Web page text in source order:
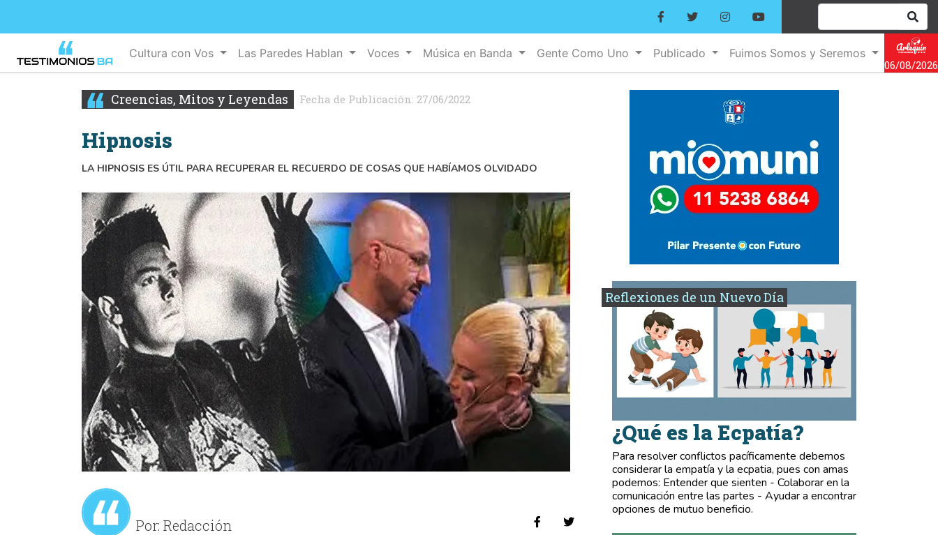
Cultura con Vos Las Paredes Hablan Voces Música en Banda Gente Como Uno Publicado
Fuimos Somos y Seremos
06/08/2026
Creencias, Mitos y Leyendas Fecha de Publicación: 27/06/2022
Hipnosis
LA HIPNOSIS ES ÚTIL PARA RECUPERAR EL RECUERDO DE COSAS QUE HABÍAMOS OLVIDADO
Por: Redacción
Reflexiones de un Nuevo Día
¿Qué es la Ecpatía?
Para resolver conflictos pacíficamente debemos
considerar la empatía y la ecpatia, pues con amas
podemos: Entender que sienten - Colaborar en la
comunicación entre las partes - Ayudar a encontrar
opciones de mutuo beneficio.